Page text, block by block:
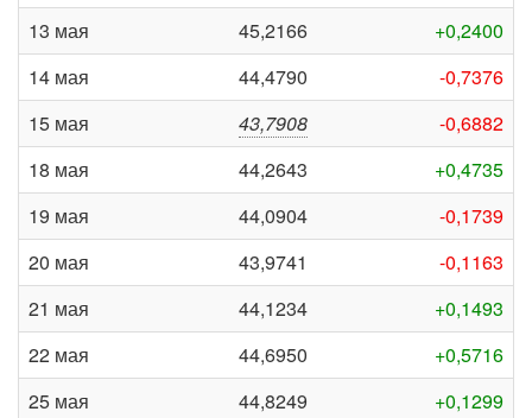
13 мая
45,2166
+0,2400
14 мая
44,4790
-0,7376
15 мая
43,7908
-0,6882
18 мая
44,2643
+0,4735
19 мая
44,0904
-0,1739
20 мая
43,9741
-0,1163
21 мая
44,1234
+0,1493
22 мая
44,6950
+0,5716
25 мая
44,8249
+0,1299